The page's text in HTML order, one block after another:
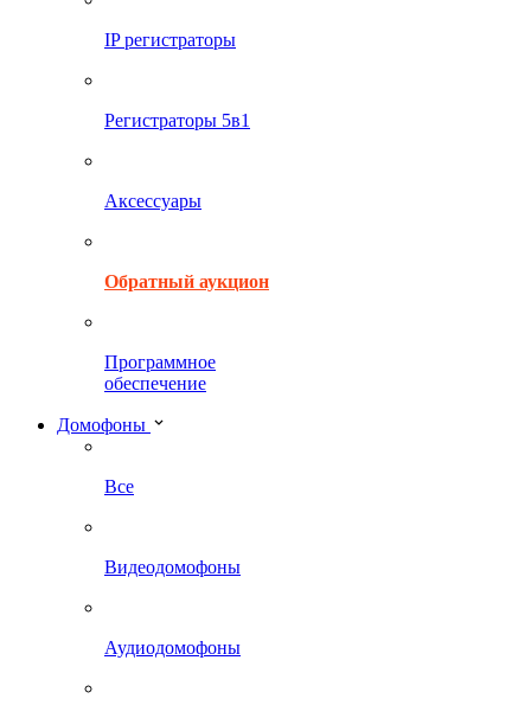
IP регистраторы
Регистраторы 5в1
Аксессуары
Обратный аукцион
Программное
обеспечение
Домофоны
Все
Видеодомофоны
Аудиодомофоны